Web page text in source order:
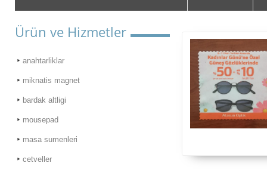
Ürün ve Hizmetler
anahtarliklar
miknatis magnet
bardak altligi
mousepad
masa sumenleri
cetveller